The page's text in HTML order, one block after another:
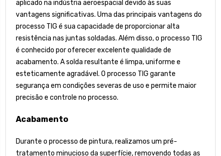
aplicado na indústria aeroespacial devido às suas
vantagens significativas. Uma das principais vantagens do
processo TIG é sua capacidade de proporcionar alta
resistência nas juntas soldadas. Além disso, o processo TIG
é conhecido por oferecer excelente qualidade de
acabamento. A solda resultante é limpa, uniforme e
esteticamente agradável. O processo TIG garante
segurança em condições severas de uso e permite maior
precisão e controle no processo.
Acabamento
Durante o processo de pintura, realizamos um pré-
tratamento minucioso da superfície, removendo todas as